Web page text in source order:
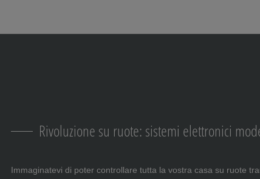
Rivoluzione su ruote: sistemi elettronici
Immaginatevi di poter controllare tutta la vostra casa su ruote